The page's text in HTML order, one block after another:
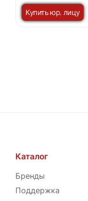
Купить юр. лицу
Каталог
Бренды
Поддержка